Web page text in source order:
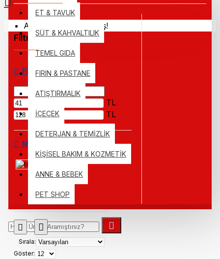
ET & TAVUK
SÜT & KAHVALTILIK
TEMEL GIDA
FIRIN & PASTANE
ATIŞTIRMALIK
İÇEÇEK
DETERJAN & TEMİZLİK
KİŞİSEL BAKIM & KOZMETİK
ANNE & BEBEK
PET SHOP
Alışveriş sepetiniz boş!
Filtre
FIYAT
TL
TL
MARKALAR
Sırala:
Göster: